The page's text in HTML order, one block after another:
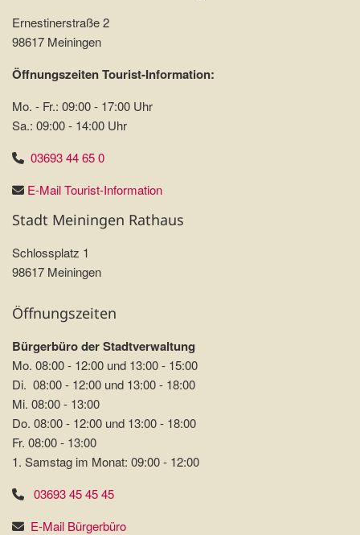
Ernestinerstraße 2
98617 Meiningen
Öffnungszeiten Tourist-Information:
Mo. - Fr.: 09:00 - 17:00 Uhr
Sa.: 09:00 - 14:00 Uhr
03693 44 65 0
E-Mail Tourist-Information
Stadt Meiningen Rathaus
Schlossplatz 1
98617 Meiningen
Öffnungszeiten
Bürgerbüro der Stadtverwaltung
Mo. 08:00 - 12:00 und 13:00 - 15:00
Di. 08:00 - 12:00 und 13:00 - 18:00
Mi. 08:00 - 13:00
Do. 08:00 - 12:00 und 13:00 - 18:00
Fr. 08:00 - 13:00
1. Samstag im Monat: 09:00 - 12:00
03693 45 45 45
E-Mail Bürgerbüro